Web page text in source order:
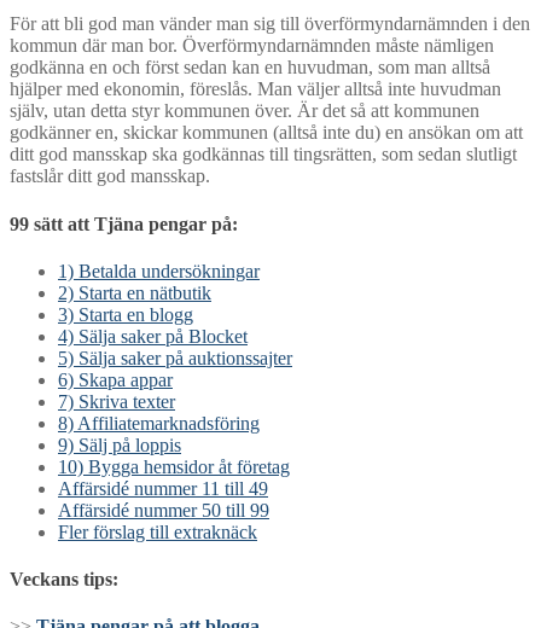
För att bli god man vänder man sig till överförmyndarnämnden i den
kommun där man bor. Överförmyndarnämnden måste nämligen
godkänna en och först sedan kan en huvudman, som man alltså
hjälper med ekonomin, föreslås. Man väljer alltså inte huvudman
själv, utan detta styr kommunen över. Är det så att kommunen
godkänner en, skickar kommunen (alltså inte du) en ansökan om att
ditt god mansskap ska godkännas till tingsrätten, som sedan slutligt
fastslår ditt god mansskap.
99 sätt att Tjäna pengar på:
1) Betalda undersökningar
2) Starta en nätbutik
3) Starta en blogg
4) Sälja saker på Blocket
5) Sälja saker på auktionssajter
6) Skapa appar
7) Skriva texter
8) Affiliatemarknadsföring
9) Sälj på loppis
10) Bygga hemsidor åt företag
Affärsidé nummer 11 till 49
Affärsidé nummer 50 till 99
Fler förslag till extraknäck
Veckans tips: